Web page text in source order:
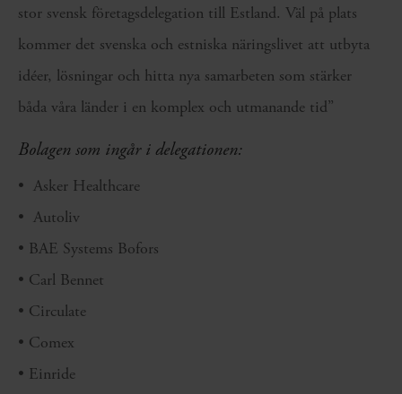
stor svensk företagsdelegation till Estland. Väl på plats
kommer det svenska och estniska näringslivet att utbyta
idéer, lösningar och hitta nya samarbeten som stärker
båda våra länder i en komplex och utmanande tid”
Bolagen som ingår i delegationen:
• Asker Healthcare
• Autoliv
• BAE Systems Bofors
• Carl Bennet
• Circulate
• Comex
• Einride